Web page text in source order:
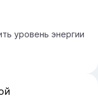
уровень энергии